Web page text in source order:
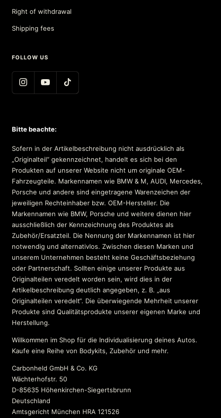
Right of withdrawal
Shipping fees
FOLLOW US
Bitte beachte:
Sofern in der Artikelbeschreibung nicht ausdrücklich als
„Originalteil“ gekennzeichnet, handelt es sich bei den
Produkten auf unserer Website nicht um originale OEM-
Fahrzeugteile. Markennamen wie BMW & M, AUDI, Mercedes,
Porsche und andere sind eingetragene Warenzeichen der
jeweiligen Rechteinhaber bzw. OEM-Hersteller. Die
Markennamen wie BMW, Porsche und weitere dienen hier
ausschließlich der Kennzeichnung des Produktes als
Zubehör/Ersatzteil. Die Nennung der Markennamen ist hier
notwendig und alternativlos. Zwischen diesen Marken und
unserem Unternehmen besteht keine Geschäftsbeziehung
oder Partnerschaft. Sollten einige unserer Produkte aus
Originalteilen veredelt worden sein, wird dies in der
Artikelbeschreibung deutlich angegeben, z. B. „aus
Originalteilen veredelt“. Die überwiegende Mehrheit unserer
Produkte sind Qualitätsprodukte unserer eigenen Marke und
Herstellung.
Willkommen im Shop für die Individualisierung deines Autos.
Kaufe eine Reihe von Bodykits, Zubehör und mehr.
Carbonheld GmbH & Co. KG
Wächterhofstr. 50
D-85635 Höhenkirchen-Siegertsbrunn
Deutschland
Amtsgericht München HRA 121526